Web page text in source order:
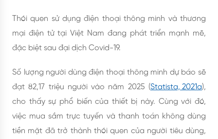
Thói quen sử dụng điện thoại thông minh và thương
mại điện tử tại Việt Nam đang phát triển mạnh mẽ,
đặc biệt sau đại dịch Covid-19.
Số lượng người dùng điện thoại thông minh dự báo sẽ
đạt 82,17 triệu người vào năm 2025 (Statista, 2021a),
cho thấy sự phổ biến của thiết bị này. Cùng với đó,
việc mua sắm trực tuyến và thanh toán không dùng
tiền mặt đã trở thành thói quen của người tiêu dùng,